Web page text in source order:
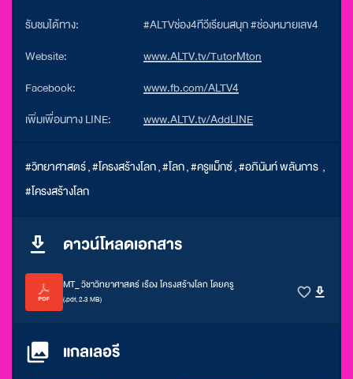
รับชมได้ทาง:
#ALTVช่อง4ทีวีเรียนสนุก #ช่องหมายเลข4
Website:
www.ALTV.tv/TutorMton
Facebook:
www.fb.com/ALTV4
เพิ่มเพื่อนทาง LINE:
www.ALTV.tv/AddLINE
#วิทยาศาสตร์,#โครงสร้างโลก,#โลก,#ครูแม็กซ์,#อภินันท์ พลันการ ,
#โครงสร้างโลก
ดาวน์โหลดเอกสาร
MT_ วิชาวิทยาศาสตร์ เรือง โครงสร้างโลก โดยครู
(.pdf, 2.3 MB)
แกลเลอรี